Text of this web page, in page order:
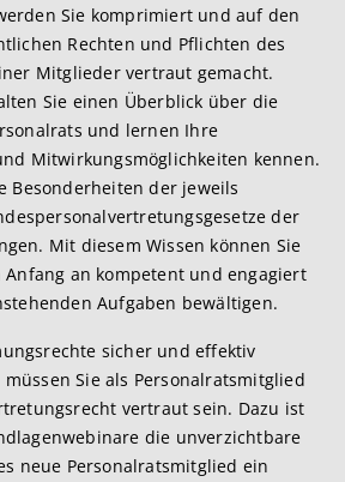
Sie komprimiert und auf den
Rechten und Pflichten des
Mitglieder vertraut gemacht.
Sie einen Überblick über die
und lernen Ihre
Mitwirkungsmöglichkeiten kennen.
Besonderheiten der jeweils
der
Mit diesem Wissen können Sie
Anfang an kompetent und engagiert
Aufgaben bewältigen.
sicher und effektiv
Sie als Personalratsmitglied
vertraut sein. Dazu ist
die unverzichtbare
neue Personalratsmitglied ein